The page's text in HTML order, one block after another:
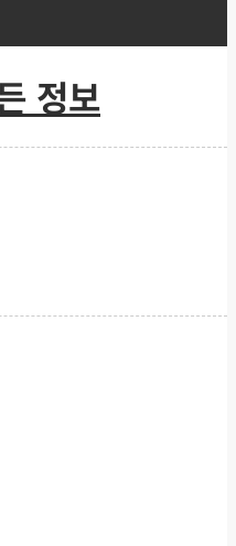
정보